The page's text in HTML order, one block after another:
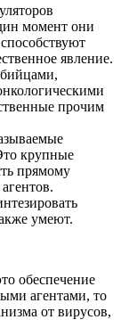
момент они
явление.
прочим
крупные
прямому
умеют.
обеспечение
агентами, то
от вирусов,